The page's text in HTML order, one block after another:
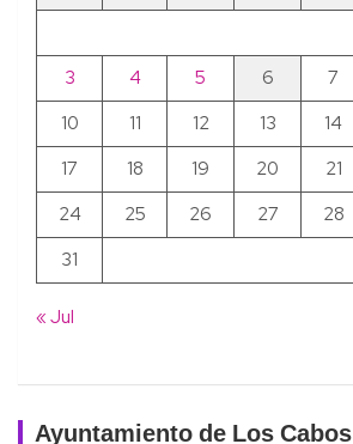
3
4 5 6 7
10
11 12 13 14
17
18 19 20 21
24
25 26 27 28
31
« Jul
Ayuntamiento de Los Cabos